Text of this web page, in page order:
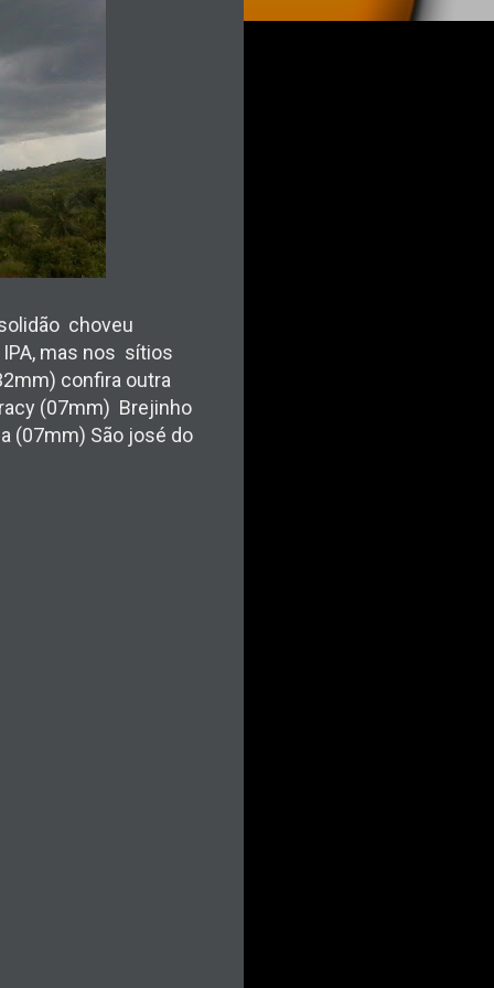
choveu
mas nos sítios
confira outra
(07mm) Brejinho
(07mm) São josé do